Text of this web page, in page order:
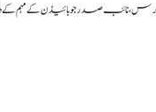
نائب صدر جو بائیڈن کے مہم